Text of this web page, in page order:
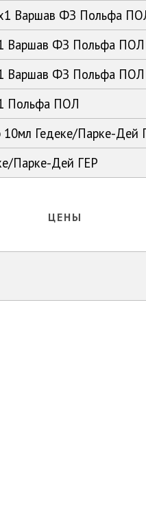
Варшав ФЗ Польфа
Варшав ФЗ Польфа ПОЛ
Варшав ФЗ Польфа ПОЛ
Польфа ПОЛ
10мл Гедеке/Парке-Дей
Парке-Дей ГЕР
ЦЕНЫ